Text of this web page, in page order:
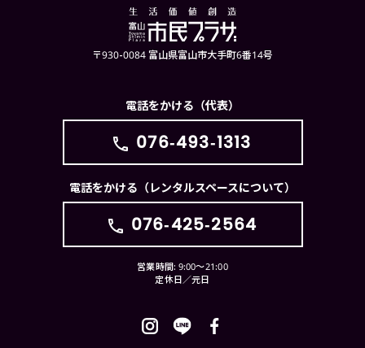
〒930-0084 富山県富山市大手町6番14号
電話をかける（代表）
076-493-1313
電話をかける（レンタルスペースについて）
076-425-2564
営業時間: 9:00〜21:00
定休日／元日